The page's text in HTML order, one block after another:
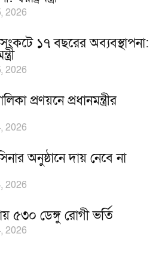
2026
সংকটে ১৭ বছরের অব্যবস্থাপনা:
2026
প্রণয়নে প্রধানমন্ত্রীর
2026
অনুষ্ঠানে দায় নেবে না
2026
৫৩০ ডেঙ্গু রোগী ভর্তি
2026